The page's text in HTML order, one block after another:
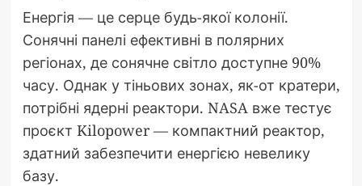
Енергія — це серце будь-якої колонії.
Сонячні панелі ефективні в полярних
регіонах, де сонячне світло доступне 90%
часу. Однак у тіньових зонах, як-от кратери,
потрібні ядерні реактори. NASA вже тестує
проєкт Kilopower — компактний реактор,
здатний забезпечити енергією невелику
базу.